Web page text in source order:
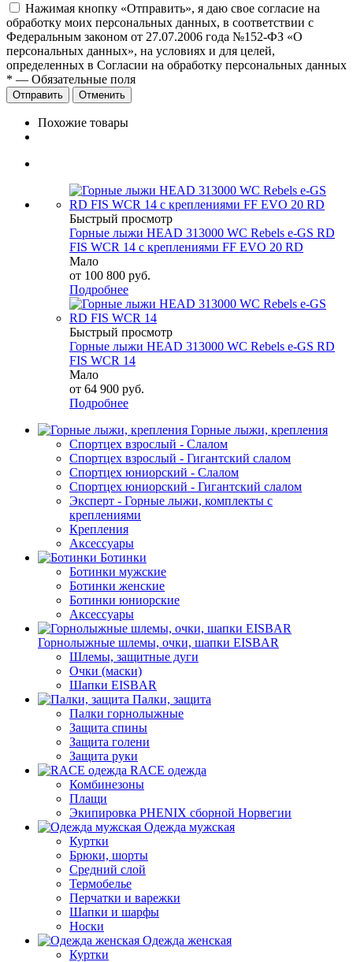
Нажимая кнопку «Отправить», я даю свое согласие на
обработку моих персональных данных, в соответствии с
Федеральным законом от 27.07.2006 года №152-ФЗ «О
персональных данных», на условиях и для целей,
определенных в Согласии на обработку персональных данных
* — Обязательные поля
Отправить Отменить
Похожие товары
Быстрый просмотр
Горные лыжи HEAD 313000 WC Rebels e-GS RD
FIS WCR 14 с креплениями FF EVO 20 RD
Мало
от 100 800 руб.
Подробнее
Быстрый просмотр
Горные лыжи HEAD 313000 WC Rebels e-GS RD
FIS WCR 14
Мало
от 64 900 руб.
Подробнее
Горные лыжи, крепления
Спортцех взрослый - Слалом
Спортцех взрослый - Гигантский слалом
Спортцех юниорский - Слалом
Спортцех юниорский - Гигантский слалом
Эксперт - Горные лыжи, комплекты с
креплениями
Крепления
Аксессуары
Ботинки
Ботинки мужские
Ботинки женские
Ботинки юниорские
Аксессуары
Горнолыжные шлемы, очки, шапки EISBAR
Шлемы, защитные дуги
Очки (маски)
Шапки EISBAR
Палки, защита
Палки горнолыжные
Защита спины
Защита голени
Защита руки
RACE одежда
Комбинезоны
Плащи
Экипировка PHENIX сборной Норвегии
Одежда мужская
Куртки
Брюки, шорты
Средний слой
Термобелье
Перчатки и варежки
Шапки и шарфы
Носки
Одежда женская
Куртки